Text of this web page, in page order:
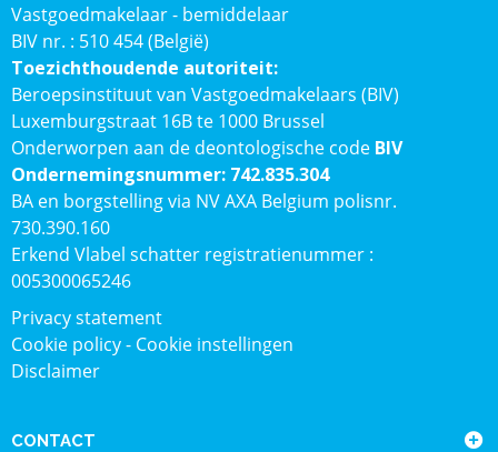
Vastgoedmakelaar - bemiddelaar
BIV nr. : 510 454 (België)
Toezichthoudende autoriteit:
Beroepsinstituut van Vastgoedmakelaars (BIV)
Luxemburgstraat 16B te 1000 Brussel
Onderworpen aan de deontologische code BIV
Ondernemingsnummer: 742.835.304
BA en borgstelling via NV AXA Belgium polisnr.
730.390.160
Erkend Vlabel schatter registratienummer :
005300065246
Privacy statement
Cookie policy- Cookie instellingen
Disclaimer
CONTACT